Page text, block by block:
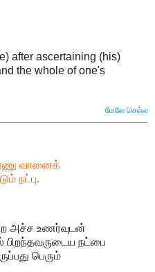
after ascertaining (his)
the whole of one's
மேலே செல்ல
வானைக்
நட்பு.
அச்ச உணர்வுடன்
பிறந்தவருடைய நட்பை
பெரும்